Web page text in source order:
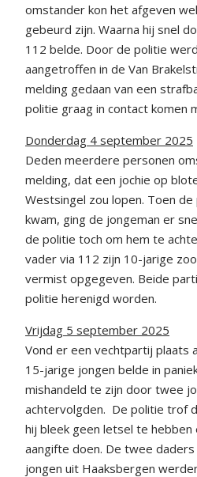
omstander kon het afgeven
gebeurd zijn. Waarna hij snel
112 belde. Door de politie
aangetroffen in de Van
melding gedaan van een
politie graag in contact komen
Donderdag 4 september 2025
Deden meerdere personen
melding, dat een jochie op
Westsingel zou lopen. Toen
kwam, ging de jongeman er
de politie toch om hem te
vader via 112 zijn 10-jarige
vermist opgegeven. Beide
politie herenigd worden.
Vrijdag 5 september 2025
Vond er een vechtpartij plaats
15-jarige jongen belde in
mishandeld te zijn door twee
achtervolgden. De politie trof
hij bleek geen letsel te hebben
aangifte doen. De twee
jongen uit Haaksbergen